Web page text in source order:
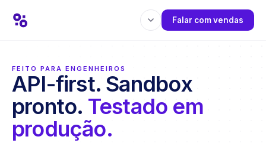
Falar com vendas
FEITO PARA ENGENHEIROS
API-first. Sandbox
pronto. Testado em
produção.